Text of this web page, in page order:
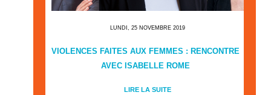
LUNDI, 25 NOVEMBRE 2019
VIOLENCES FAITES AUX FEMMES : RENCONTRE
AVEC ISABELLE ROME
LIRE LA SUITE